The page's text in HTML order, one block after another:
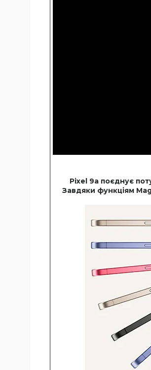
Pixel 9a поєднує
Завдяки функціям